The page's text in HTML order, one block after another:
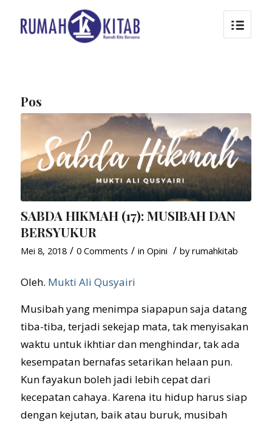
Pos
SABDA HIKMAH (17): MUSIBAH DAN
BERSYUKUR
Mei 8, 2018 / 0 Comments / in Opini / byrumahkitab
Oleh. Mukti Ali Qusyairi
Musibah yang menimpa siapapun saja datang
tiba-tiba, terjadi sekejap mata, tak menyisakan
waktu untuk ikhtiar dan menghindar, tak ada
kesempatan bernafas setarikan helaan pun.
Kun fayakun boleh jadi lebih cepat dari
kecepatan cahaya. Karena itu hidup harus siap
dengan kejutan, baik atau buruk, musibah